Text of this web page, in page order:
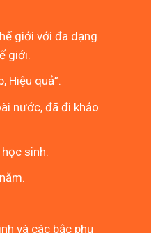
giới với đa dạng
giới.
Hiệu quả”.
nước, đã đi khảo
sinh.
và các bậc phụ